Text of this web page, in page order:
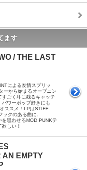
ます
/ THE LAST
による友情スプリッ
ーから始まるオープニン
すごく耳に残るキャッチ
ワーポップ好きにも
ススメ！LPはSTIFF
クのある曲に、
思わせるMOD PUNKテ
しい！
AN EMPTY